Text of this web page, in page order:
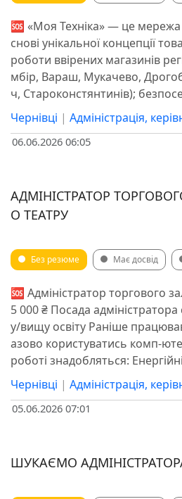
🆘 «Моя Техніка» — це мережа
снові унікальної концепції
роботи ввірених магазинів
мбір, Вараш, Мукачево,
ч, Староконстянтинів);
Чернівці | Адміністрація,
06.06.2026 06:05
АДМІНІСТРАТОР
О ТЕАТРУ
Без резюме Має досвід
🆘 Адміністратор торгового
5 000 ₴ Посада
у/вищу освіту Раніше
азово користуватись комп-
роботі знадобляться:
Чернівці | Адміністрація,
05.06.2026 07:01
ШУКАЄМО